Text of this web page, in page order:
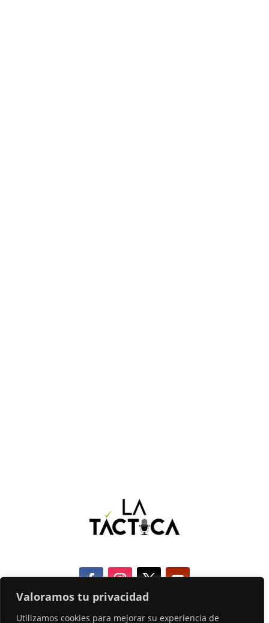
Valoramos tu privacidad
Utilizamos cookies para mejorar su experiencia de